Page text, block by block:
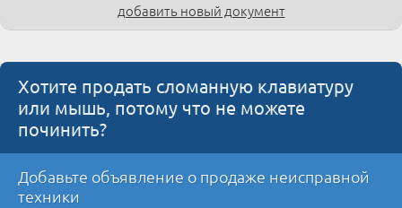
добавить новый документ
Хотите продать сломанную клавиатуру
или мышь, потому что не можете
починить?
Добавьте объявление о продаже неисправной
техники